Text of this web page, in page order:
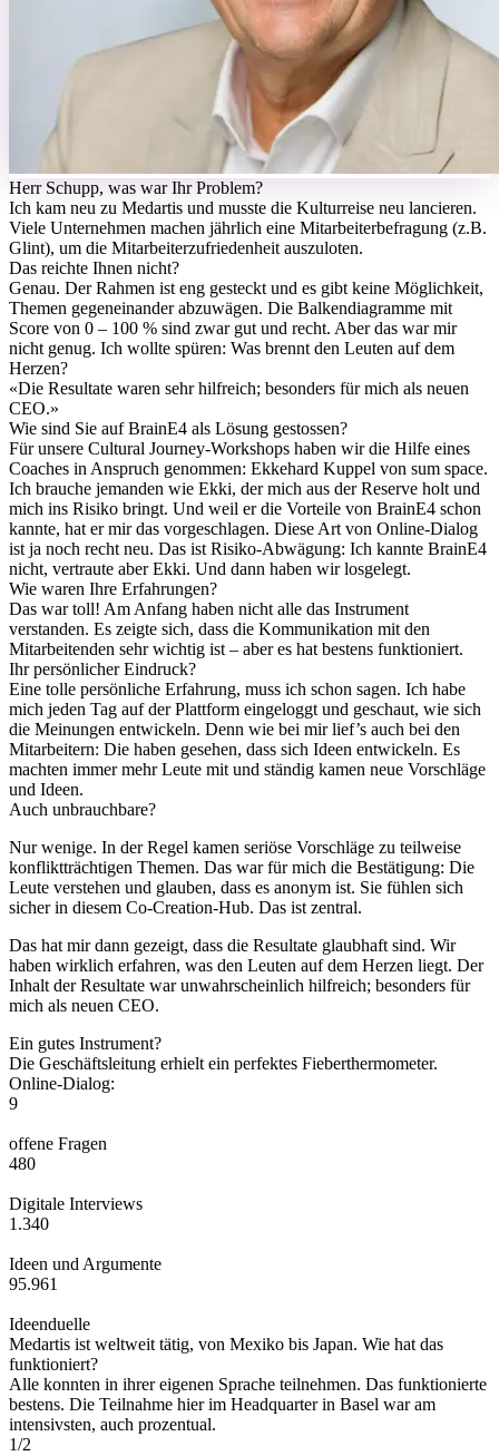
Herr Schupp, was war Ihr Problem?
Ich kam neu zu Medartis und musste die Kulturreise neu lancieren.
Viele Unternehmen machen jährlich eine Mitarbeiterbefragung (z.B.
Glint), um die Mitarbeiterzufriedenheit auszuloten.
Das reichte Ihnen nicht?
Genau. Der Rahmen ist eng gesteckt und es gibt keine Möglichkeit,
Themen gegeneinander abzuwägen. Die Balkendiagramme mit
Score von 0 – 100 % sind zwar gut und recht. Aber das war mir
nicht genug. Ich wollte spüren: Was brennt den Leuten auf dem
Herzen?
«Die Resultate waren sehr hilfreich; besonders für mich als neuen
CEO.»
Wie sind Sie auf BrainE4 als Lösung gestossen?
Für unsere Cultural Journey-Workshops haben wir die Hilfe eines
Coaches in Anspruch genommen: Ekkehard Kuppel von sum space.
Ich brauche jemanden wie Ekki, der mich aus der Reserve holt und
mich ins Risiko bringt. Und weil er die Vorteile von BrainE4 schon
kannte, hat er mir das vorgeschlagen. Diese Art von Online-Dialog
ist ja noch recht neu. Das ist Risiko-Abwägung: Ich kannte BrainE4
nicht, vertraute aber Ekki. Und dann haben wir losgelegt.
Wie waren Ihre Erfahrungen?
Das war toll! Am Anfang haben nicht alle das Instrument
verstanden. Es zeigte sich, dass die Kommunikation mit den
Mitarbeitenden sehr wichtig ist – aber es hat bestens funktioniert.
Ihr persönlicher Eindruck?
Eine tolle persönliche Erfahrung, muss ich schon sagen. Ich habe
mich jeden Tag auf der Plattform eingeloggt und geschaut, wie sich
die Meinungen entwickeln. Denn wie bei mir lief’s auch bei den
Mitarbeitern: Die haben gesehen, dass sich Ideen entwickeln. Es
machten immer mehr Leute mit und ständig kamen neue Vorschläge
und Ideen.
Auch unbrauchbare?
Nur wenige. In der Regel kamen seriöse Vorschläge zu teilweise
konfliktträchtigen Themen. Das war für mich die Bestätigung: Die
Leute verstehen und glauben, dass es anonym ist. Sie fühlen sich
sicher in diesem Co-Creation-Hub. Das ist zentral.
Das hat mir dann gezeigt, dass die Resultate glaubhaft sind. Wir
haben wirklich erfahren, was den Leuten auf dem Herzen liegt. Der
Inhalt der Resultate war unwahrscheinlich hilfreich; besonders für
mich als neuen CEO.
Ein gutes Instrument?
Die Geschäftsleitung erhielt ein perfektes Fieberthermometer.
Online-Dialog:
9
offene Fragen
480
Digitale Interviews
1.340
Ideen und Argumente
95.961
Ideenduelle
Medartis ist weltweit tätig, von Mexiko bis Japan. Wie hat das
funktioniert?
Alle konnten in ihrer eigenen Sprache teilnehmen. Das funktionierte
bestens. Die Teilnahme hier im Headquarter in Basel war am
intensivsten, auch prozentual.
1/2